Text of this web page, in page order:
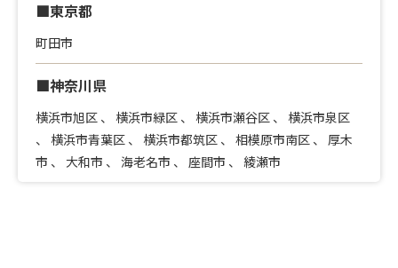
■東京都
町田市
■神奈川県
横浜市旭区 、 横浜市緑区 、 横浜市瀬谷区 、 横浜市泉区
、 横浜市青葉区 、 横浜市都筑区 、 相模原市南区 、 厚木
市 、 大和市 、 海老名市 、 座間市 、 綾瀬市